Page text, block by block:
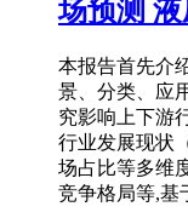
场预测
本报告首先介
景、分类、应
究影响上下游
行业发展现状
场占比等多维
竞争格局等,基